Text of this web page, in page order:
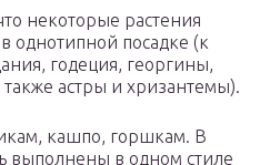
некоторые растения
однотипной посадке (к
годеция, георгины,
астры и хризантемы).
кашпо, горшкам. В
выполнены в одном стиле